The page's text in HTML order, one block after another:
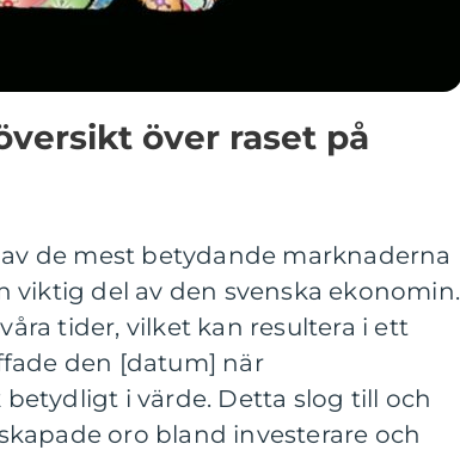
över raset på
de mest betydande marknaderna
viktig del av den svenska ekonomin.
tider, vilket kan resultera i ett
den [datum] när
i värde. Detta slog till och
oro bland investerare och